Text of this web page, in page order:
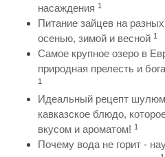
насаждения 1
Питание зайцев на
осенью, зимой и весной 1
Самое крупное озеро в
природная прелесть и
1
Идеальный рецепт
кавказское блюдо,
вкусом и ароматом! 1
Почему вода не горит -